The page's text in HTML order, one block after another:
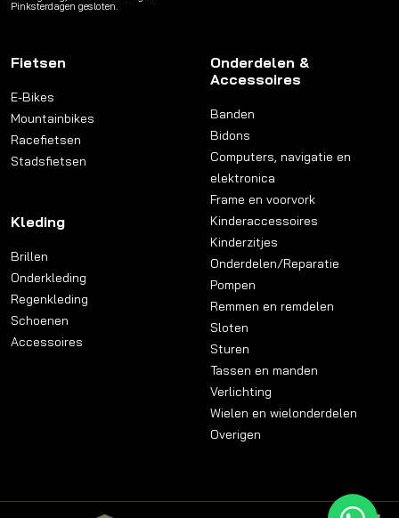
Pinksterdagen gesloten.
Fietsen
E-Bikes
Mountainbikes
Racefietsen
Stadsfietsen
Kleding
Brillen
Onderkleding
Regenkleding
Schoenen
Accessoires
Onderdelen &
Accessoires
Banden
Bidons
Computers, navigatie en
elektronica
Frame en voorvork
Kinderaccessoires
Kinderzitjes
Onderdelen/Reparatie
Pompen
Remmen en remdelen
Sloten
Sturen
Tassen en manden
Verlichting
Wielen en wielonderdelen
Overigen